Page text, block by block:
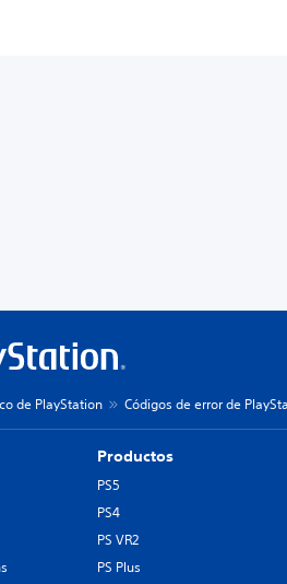
de PlayStation Códigos de error de
Productos
PS5
PS4
PS VR2
PS Plus